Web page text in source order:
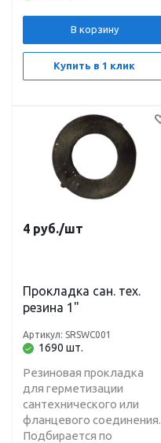
В корзину
Купить в 1 клик
4 руб./шт
Прокладка сан. тех.
резина 1"
1690 шт.
Артикул: SRSWC001
Резиновая прокладка
для герметизации
сантехнического или
фланцевого соединения.
Подбирается по